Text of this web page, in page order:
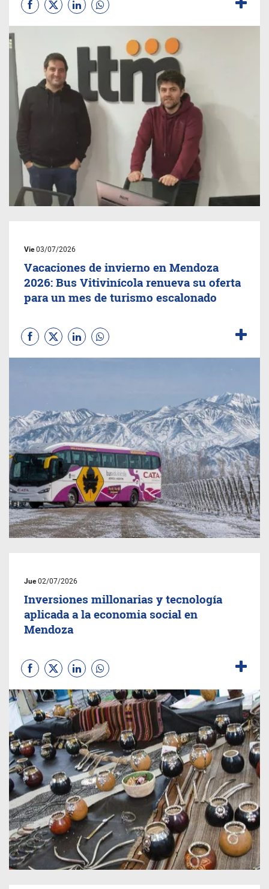
Vie03/07/2026
Vacaciones de invierno en Mendoza
2026: Bus Vitivinícola renueva su oferta
para un mes de turismo escalonado
Jue02/07/2026
Inversiones millonarias y tecnología
aplicada a la economia social en
Mendoza